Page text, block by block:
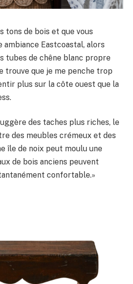
tons de bois et que vous
Eastcoastal, alors
tubes de chêne blanc propre
trouve que je me penche trop
plus sur la côte ouest que la
des taches plus riches, le
des meubles crémeux et des
île de noix peut moulu une
de bois anciens peuvent
confortable.»